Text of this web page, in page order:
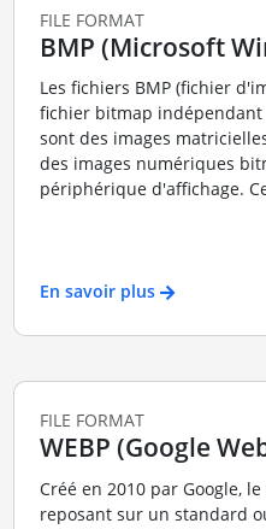
FILE FORMAT
BMP (Microsoft
Les fichiers BMP (fichier
fichier bitmap
sont des images
des images numériques
périphérique d'affichage.
En savoir plus
FILE FORMAT
WEBP (Google
Créé en 2010 par Google,
reposant sur un standard